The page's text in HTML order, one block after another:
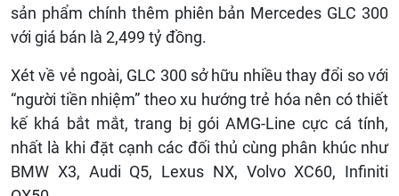
sản phẩm chính thêm phiên bản Mercedes GLC 300
với giá bán là 2,499 tỷ đồng.
Xét về vẻ ngoài, GLC 300 sở hữu nhiều thay đổi so với
“người tiền nhiệm” theo xu hướng trẻ hóa nên có thiết
kế khá bắt mắt, trang bị gói AMG-Line cực cá tính,
nhất là khi đặt cạnh các đối thủ cùng phân khúc như
BMW X3, Audi Q5, Lexus NX, Volvo XC60, Infiniti